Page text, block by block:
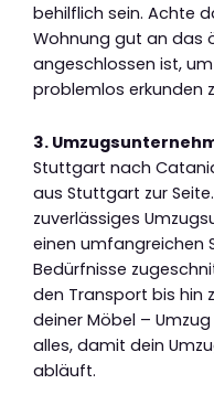
behilflich sein. Achte
Wohnung gut an das
angeschlossen ist,
problemlos erkunden
3.
Stuttgart nach
aus Stuttgart zur
zuverlässiges
einen umfangreichen
Bedürfnisse
den Transport bis hin
deiner Möbel –
alles, damit dein
abläuft.